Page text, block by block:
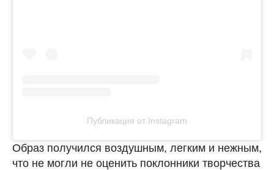
Публикация от Instagram
Образ получился воздушным, легким и нежным,
что не могли не оценить поклонники творчества